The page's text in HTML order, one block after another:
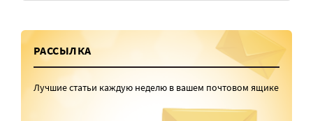
РАССЫЛКА
Лучшие статьи каждую неделю в вашем почтовом ящике